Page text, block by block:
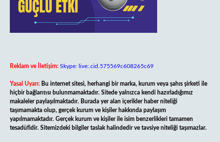
Reklam ve İletişim: Skype: live:.cid.575569c608265c69
Yasal Uyarı: Bu internet sitesi, herhangi bir marka, kurum veya şahıs şirketi ile
hiçbir bağlantısı bulunmamaktadır. Sitede yalnızca kendi hazırladığımız
makaleler paylaşılmaktadır. Burada yer alan içerikler haber niteliği
taşımamakta olup, gerçek kurum ve kişiler hakkında paylaşım
yapılmamaktadır. Gerçek kurum ve kişiler ile isim benzerlikleri tamamen
tesadüfidir. Sitemizdeki bilgiler taslak halindedir ve tavsiye niteliği taşımazlar.